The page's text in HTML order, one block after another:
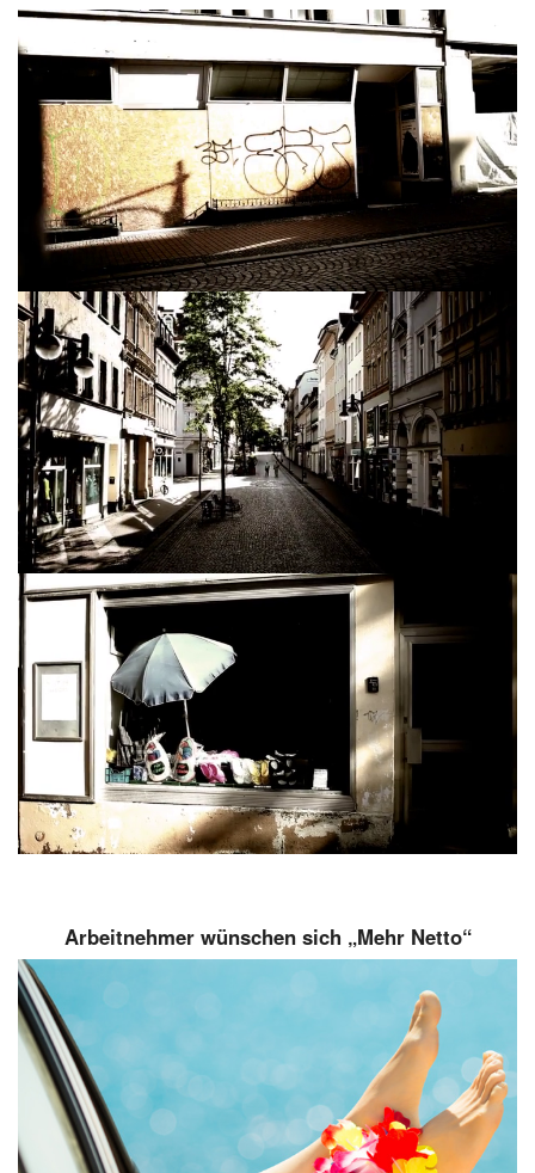
Arbeitnehmer wünschen sich „Mehr Netto“